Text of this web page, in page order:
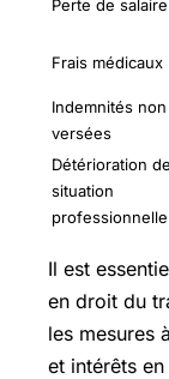
Perte de salaire
Frais médicaux
Indemnités non
versées
Détérioration
situation
professionnelle
Il est
en droit du
les mesures
et intérêts